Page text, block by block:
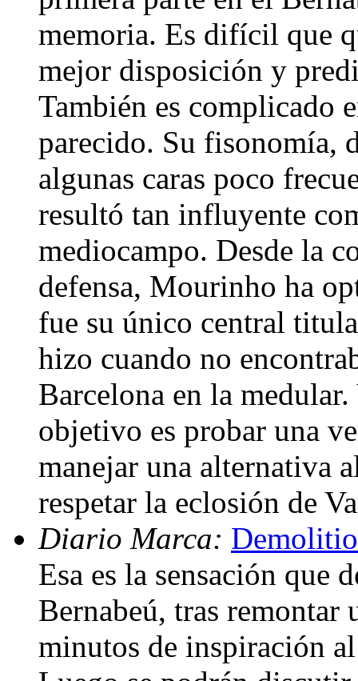
memoria. Es difícil que
mejor disposición y
También es complicado
parecido. Su fisonomía,
algunas caras poco
resultó tan influyente
mediocampo. Desde la
defensa, Mourinho ha
fue su único central
hizo cuando no
Barcelona en la
objetivo es probar una
manejar una alternativa
respetar la eclosión de
Diario Marca:
Esa es la sensación que
Bernabeú, tras remontar
minutos de inspiración